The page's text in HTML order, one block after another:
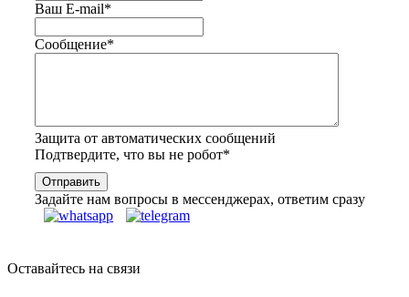
Ваш E-mail*
Сообщение*
Защита от автоматических сообщений
Подтвердите, что вы не робот*
Задайте нам вопросы в мессенджерах, ответим сразу
Оставайтесь на связи